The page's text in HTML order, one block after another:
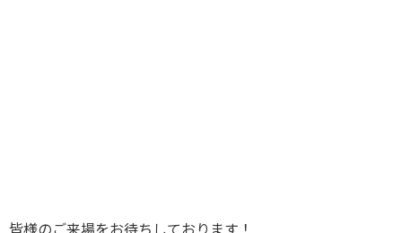
皆様のご来場をお待ちしております！